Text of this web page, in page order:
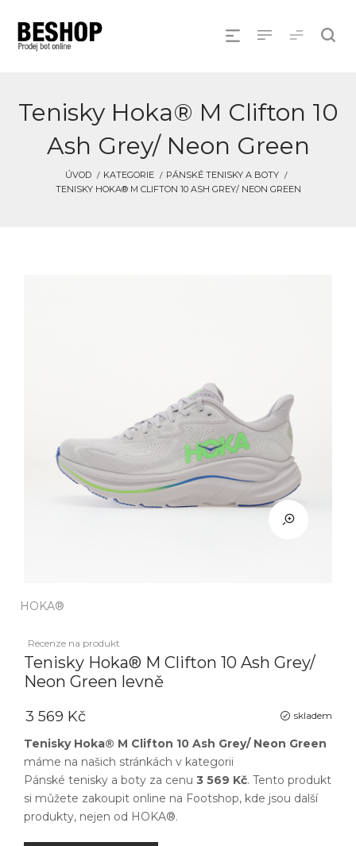
Tenisky Hoka® M Clifton 10
Ash Grey/ Neon Green
ÚVOD KATEGORIE
PÁNSKÉ TENISKY A BOTY
TENISKY HOKA® M CLIFTON 10 ASH GREY/ NEON GREEN
HOKA®
Recenze na produkt
Tenisky Hoka® M Clifton 10 Ash Grey/
Neon Green levně
skladem
3 569 Kč
Tenisky Hoka® M Clifton 10 Ash Grey/ Neon Green
máme na našich stránkách v kategorii
Pánské tenisky a boty za cenu 3 569 Kč. Tento produkt
si můžete zakoupit online na Footshop, kde jsou další
produkty, nejen od HOKA®.